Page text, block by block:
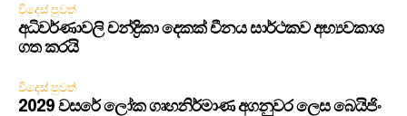
විදෙස් පුවත්
අධිවර්ණාවලි චන්ද්‍රිකා දෙකක් චීනය සාර්ථකව අභ්‍යවකාශ
ගත කරයි
විදෙස් පුවත්
2029 වසරේ ලෝක ගෘහනිර්මාණ අගනුවර ලෙස බෙයිජිං